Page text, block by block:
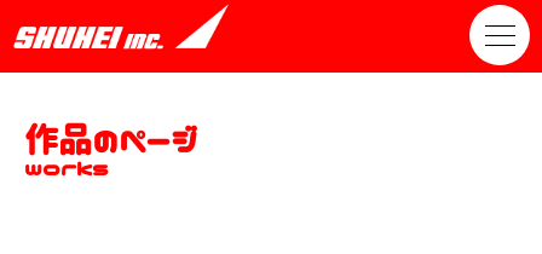
作品のページ
works